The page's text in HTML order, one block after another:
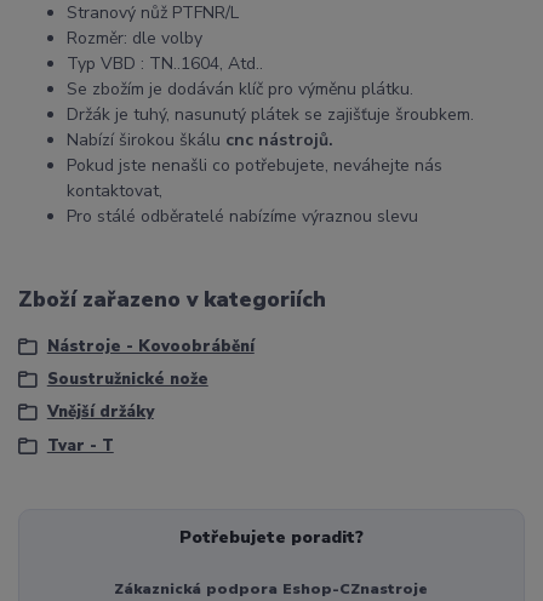
Stranový nůž PTFNR/L
Rozměr: dle volby
Typ VBD : TN..1604, Atd..
Se zbožím je dodáván klíč pro výměnu plátku.
Držák je tuhý, nasunutý plátek se zajišťuje šroubkem.
Nabízí širokou škálu cnc nástrojů.
Pokud jste nenašli co potřebujete, neváhejte nás
kontaktovat,
Pro stálé odběratelé nabízíme výraznou slevu
Zboží zařazeno v kategoriích
Nástroje - Kovoobrábění
Soustružnické nože
Vnější držáky
Tvar - T
Potřebujete poradit?
Zákaznická podpora Eshop-CZnastroje